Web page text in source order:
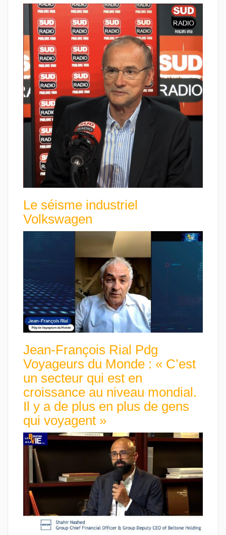
Le séisme industriel
Volkswagen
Jean-François Rial Pdg
Voyageurs du Monde : « C’est
un secteur qui est en
croissance au niveau mondial.
Il y a de plus en plus de gens
qui voyagent »